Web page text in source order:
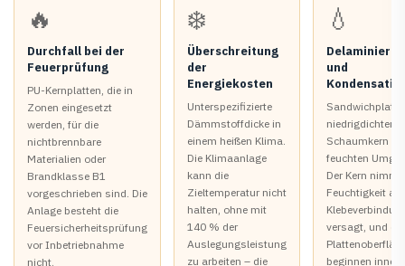
🔥
Durchfall bei der
Feuerprüfung
PU-Kernplatten, die in
Zonen eingesetzt
werden, für die
nichtbrennbare
Materialien oder
Brandklasse B1
vorgeschrieben sind. Die
Anlage besteht die
Feuersicherheitsprüfung
vor Inbetriebnahme
nicht.
❄️
Überschreitung
der
Energiekosten
Unterspezifizierte
Dämmstoffdicke in
einem heißen Klima.
Die Klimaanlage
kann die
Zieltemperatur nicht
halten, ohne mit
140 % der
Auslegungsleistung
zu arbeiten – die
💧
und
niedrigdichtem
Schaumkern in
feuchten
Der Kern nimmt
Feuchtigkeit
versagt, und die
beginnen